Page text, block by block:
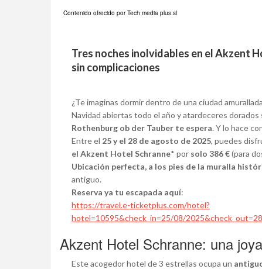
Contenido ofrecido por Tech media plus.sl
Tres noches inolvidables en el Akzent
sin complicaciones
¿Te imaginas dormir dentro de una ciudad
Navidad abiertas todo el año y atardeceres
Rothenburg ob der Tauber te espera. Y lo hace
Entre el 25 y el 28 de agosto de 2025, puedes
el Akzent Hotel Schranne* por solo 386 €(para
Ubicación perfecta, a los pies de la muralla
antiguo.
Reserva ya tu escapada aquí:
https://travel.e-ticketplus.com/hotel?
hotel=10595&check_in=25/08/
Akzent Hotel Schranne: una
Este acogedor hotel de 3 estrellas ocupa un